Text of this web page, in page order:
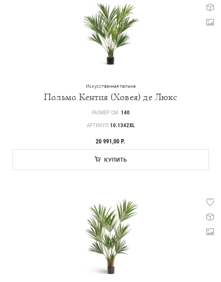
Искусственная пальма
Пальма Кентия (Ховея) де Люкс
РАЗМЕР СМ. 140
АРТИКУЛ 10.1342XL
20 991,00 Р.
КУПИТЬ